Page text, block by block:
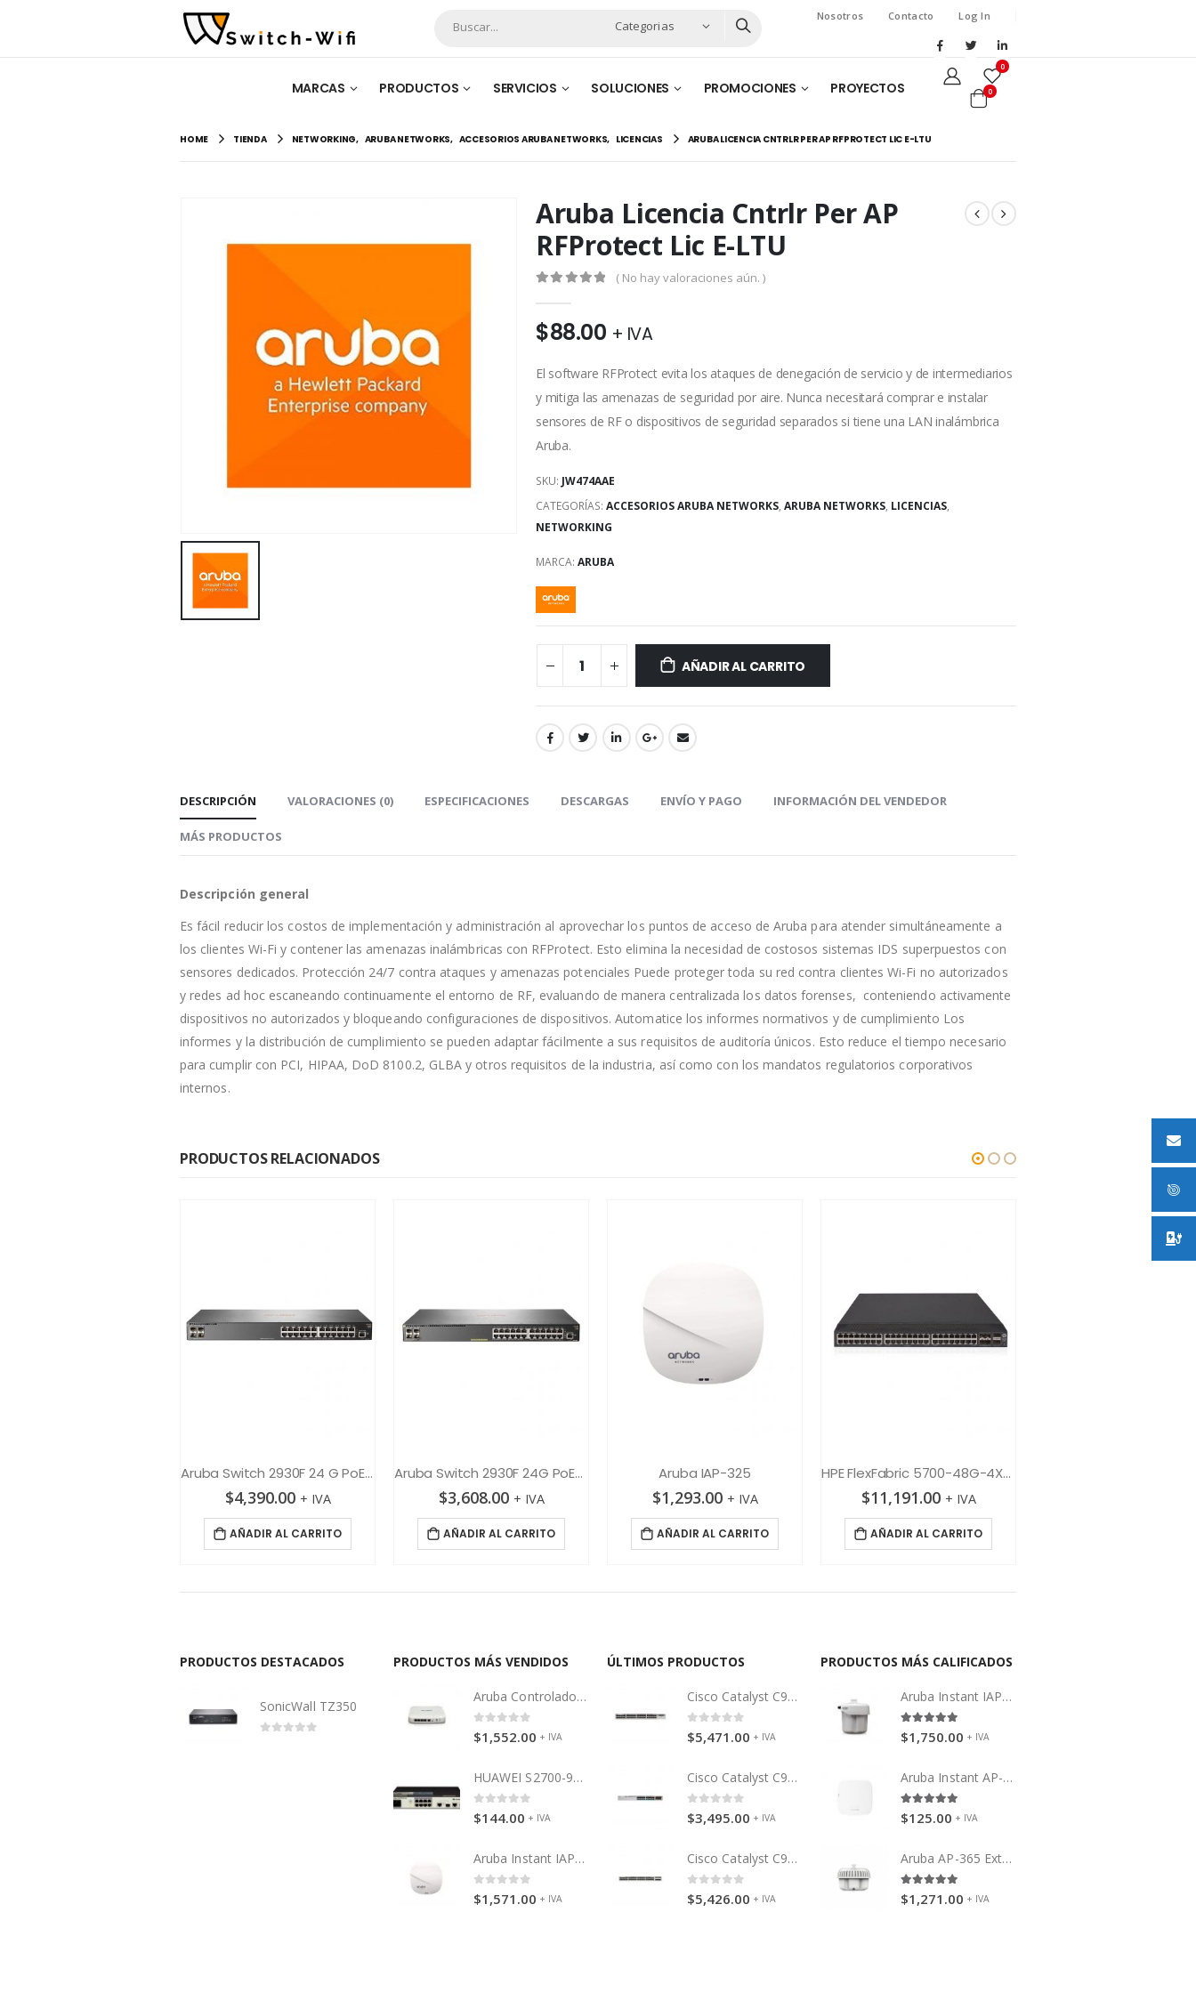
Categorias
Nosotros Contacto Log In
MARCAS PRODUCTOS SERVICIOS SOLUCIONES PROMOCIONES PROYECTOS
0
0
HOME TIENDA NETWORKING, ARUBA NETWORKS, ACCESORIOS ARUBA NETWORKS, LICENCIAS ARUBA LICENCIA CNTRLR PER AP RFPROTECT LIC E-LTU
Aruba Licencia Cntrlr Per AP
RFProtect Lic E-LTU
( No hay valoraciones aún. )
$88.00 + IVA
El software RFProtect evita los ataques de denegación de servicio y de intermediarios
y mitiga las amenazas de seguridad por aire. Nunca necesitará comprar e instalar
sensores de RF o dispositivos de seguridad separados si tiene una LAN inalámbrica
Aruba.
SKU: JW474AAE
CATEGORÍAS: ACCESORIOS ARUBA NETWORKS, ARUBA NETWORKS, LICENCIAS,
NETWORKING
MARCA: ARUBA
AÑADIR AL CARRITO
DESCRIPCIÓN VALORACIONES (0) ESPECIFICACIONES DESCARGAS ENVÍO Y PAGO INFORMACIÓN DEL VENDEDOR
MÁS PRODUCTOS
Descripción general
Es fácil reducir los costos de implementación y administración al aprovechar los puntos de acceso de Aruba para atender simultáneamente a
los clientes Wi-Fi y contener las amenazas inalámbricas con RFProtect. Esto elimina la necesidad de costosos sistemas IDS superpuestos con
sensores dedicados. Protección 24/7 contra ataques y amenazas potenciales Puede proteger toda su red contra clientes Wi-Fi no autorizados
y redes ad hoc escaneando continuamente el entorno de RF, evaluando de manera centralizada los datos forenses, conteniendo activamente
dispositivos no autorizados y bloqueando configuraciones de dispositivos. Automatice los informes normativos y de cumplimiento Los
informes y la distribución de cumplimiento se pueden adaptar fácilmente a sus requisitos de auditoría únicos. Esto reduce el tiempo necesario
para cumplir con PCI, HIPAA, DoD 8100.2, GLBA y otros requisitos de la industria, así como con los mandatos regulatorios corporativos
internos.
PRODUCTOS RELACIONADOS
Aruba Switch 2930F 24 G PoE+ 4SFP+
$4,390.00 + IVA
AÑADIR AL CARRITO
Aruba Switch 2930F 24G PoE+ 4SFP+
$3,608.00 + IVA
AÑADIR AL CARRITO
Aruba IAP-325
$1,293.00 + IVA
AÑADIR AL CARRITO
HPE FlexFabric 5700-48G-4XG 2QSFP+
$11,191.00 + IVA
AÑADIR AL CARRITO
PRODUCTOS DESTACADOS
SonicWall TZ350
PRODUCTOS MÁS VENDIDOS
Aruba Controladora 7005
0
$1,552.00 + IVA
HUAWEI S2700-9TP-EI-AC
0
$144.00 + IVA
Aruba Instant IAP-334
0
$1,571.00 + IVA
ÚLTIMOS PRODUCTOS
Cisco Catalyst C9300-48P (PoE)
0
$5,471.00 + IVA
Cisco Catalyst C9300-24P (PoE)
0
$3,495.00 + IVA
Cisco Catalyst C9200-48P (PoE)
0
$5,426.00 + IVA
PRODUCTOS MÁS CALIFICADOS
Aruba Instant IAP-275 (RW)
5.00
$1,750.00 + IVA
Aruba Instant AP-11
5.00
$125.00 + IVA
Aruba AP-365 Exteriores
5.00
$1,271.00 + IVA